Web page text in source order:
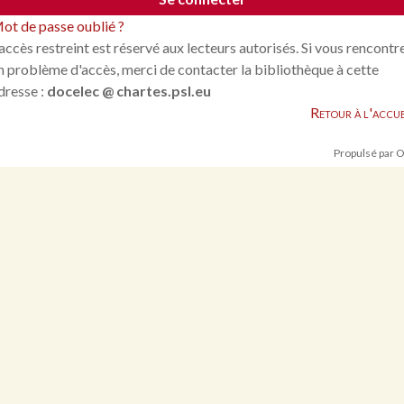
de passe oublié ?
restreint est réservé aux lecteurs autorisés. Si vous
problème d'accès, merci de contacter la bibliothèque à cette
: docelec @ chartes.psl.eu
Retour à
Propulsé par